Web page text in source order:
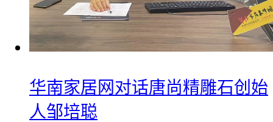
华南家居网对话唐尚精雕石创始
人邹培聪